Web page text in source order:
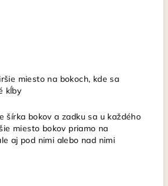
miesto na bokoch, kde sa
kĺby
šírka bokov a zadku sa u každého
miesto bokov priamo na
aj pod nimi alebo nad nimi